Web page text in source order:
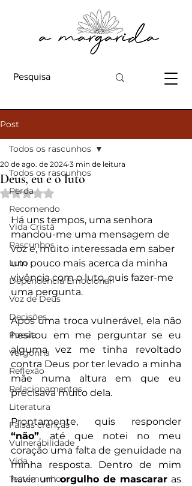
Post
Todos os rascunhos
Perda
Recomendo
Vida Cristã
Rascunhos
Luto
Dependência Emocional
Voz de Deus
Decisões
Poesia
Vergonha
Reflexão
Relacionamentos
Literatura
Falsas crenças
Vulnerabilidade
Vida
Testemunho
Todos os rascunhos
Deus, eu e o luto
20 de ago. de 2024 3 min de leitura
Avaliado com NaN de 5 estrelas.
Há uns tempos, uma senhora
mandou-me uma mensagem de
voz e, muito interessada em saber
um pouco mais acerca da minha
vivência com o luto, quis fazer-me
uma pergunta.
Após uma troca vulnerável, ela não
hesitou em me perguntar se eu
alguma vez me tinha revoltado
contra Deus por ter levado a minha
mãe numa altura em que eu
precisava muito dela.
“não”, até que notei no meu
coração uma falta de genuidade na
minha resposta. Dentro de mim
havia um orgulho de mascarar as